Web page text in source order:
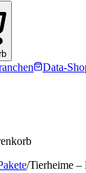
Data-
/Tierheime –